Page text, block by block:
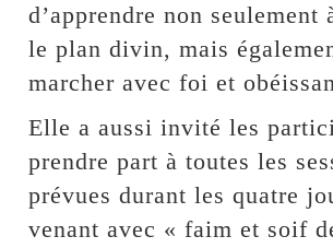
d’apprendre non seulement
le plan divin, mais
marcher avec foi et
Elle a aussi invité les
prendre part à toutes les
prévues durant les quatre
venant avec « faim et soif